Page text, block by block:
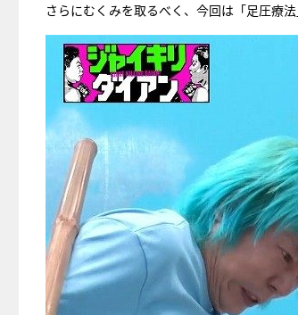
さらにむくみを取るべく、今回は「足圧療